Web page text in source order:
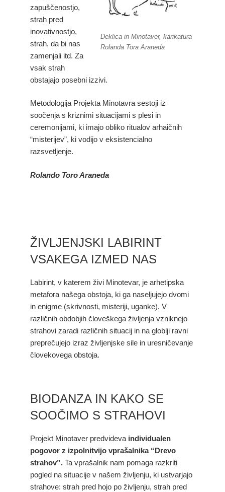
Deklica in Minotaver, karikatura
Rolanda Tora Araneda
zapuščenostjo,
strah pred
inovativnostjo,
strah, da bi nas
zamenjali itd. Za
vsak strah
obstajajo posebni izzivi.
Metodologija Projekta Minotavra sestoji iz
soočenja s kriznimi situacijami s plesi in
ceremonijami, ki imajo obliko ritualov arhaičnih
“misterijev”, ki vodijo v eksistencialno
razsvetljenje.
Rolando Toro Araneda
ŽIVLJENJSKI LABIRINT
VSAKEGA IZMED NAS
Labirint, v katerem živi Minotevar, je arhetipska
metafora našega obstoja, ki ga naseljujejo dvomi
in enigme (skrivnosti, misteriji, uganke). V
različnih obdobjih človeškega življenja vzniknejo
strahovi zaradi različnih situacij in na globlji ravni
preprečujejo izraz življenjske sile in uresničevanje
človekovega obstoja.
BIODANZA IN KAKO SE
SOOČIMO S STRAHOVI
Projekt Minotaver predvideva individualen
pogovor z izpolnitvijo vprašalnika “Drevo
strahov”. Ta vprašalnik nam pomaga razkriti
pogled na situacije v našem življenju, ki ustvarjajo
strahove: strah pred hojo po življenju, strah pred